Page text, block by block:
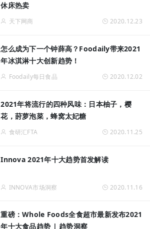
休床热卖
天下网商 2020.12.23
怎么成为下一个钟薛高？Foodaily带来2021
年冰淇淋十大创新趋​势！
Foodaily每日食品 2020.12.02
2021年将流行的四种风味：日本柚子，樱
花，莳萝泡菜，蜂窝太妃糖
食研汇FTA 2020.11.25
Innova 2021年十大趋势首发解读
INNOVA市场洞察 2020.11.16
重磅：Whole Foods全食超市最新发布2021
年十大食品趋势 | 趋势洞察